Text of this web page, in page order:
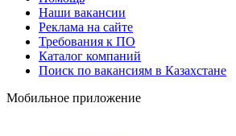
Наши вакансии
Реклама на сайте
Требования к ПО
Каталог компаний
Поиск по вакансиям в Казахстане
Мобильное приложение